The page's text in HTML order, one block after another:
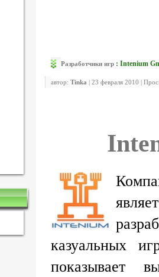
Разработчики игр : Intenium
автор: Tinka | 23 февраля 2010 |
казуальных
показывает